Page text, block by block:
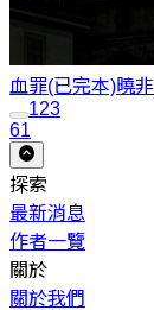
血罪(已完本)曉非
123
61
探索
最新消息
作者一覽
關於
關於我們